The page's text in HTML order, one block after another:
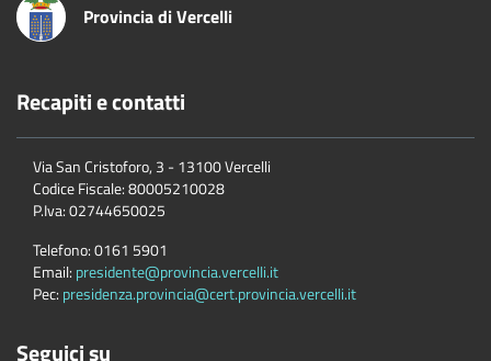
Provincia di Vercelli
Recapiti e contatti
Via San Cristoforo, 3 - 13100 Vercelli
Codice Fiscale:80005210028
P.Iva:02744650025
Telefono:0161 5901
Email: presidente@provincia.vercelli.it
Pec: presidenza.provincia@cert.provincia.vercelli.it
Seguici su